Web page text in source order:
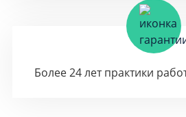
Более 24 лет практики